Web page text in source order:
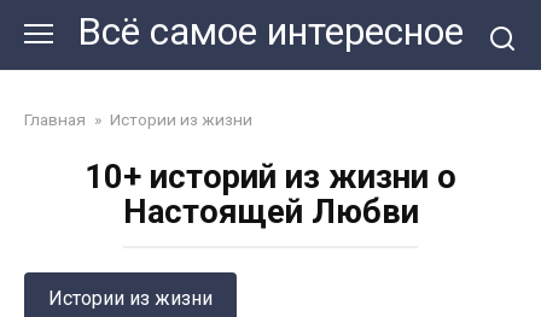
контенту
Всё самое интересное
Главная » Истории из жизни
10+ историй из жизни о
Настоящей Любви
Истории из жизни